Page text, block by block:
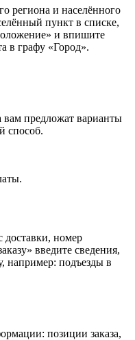
региона и населённого
пункт в списке,
и впишите
в графу «Город».
вам предложат варианты
способ.
номер
введите сведения,
например: подъезды в
позиции заказа,